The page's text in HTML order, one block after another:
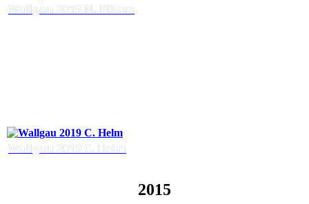
Wallgau 2019 N. Pilters
Wallgau 2019 C. Helm
2015